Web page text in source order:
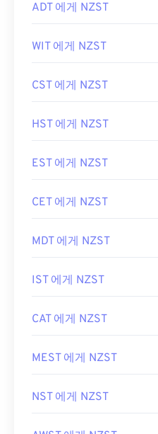
ADT 에게 NZST
WIT 에게 NZST
CST 에게 NZST
HST 에게 NZST
EST 에게 NZST
CET 에게 NZST
MDT 에게 NZST
IST 에게 NZST
CAT 에게 NZST
MEST 에게 NZST
NST 에게 NZST